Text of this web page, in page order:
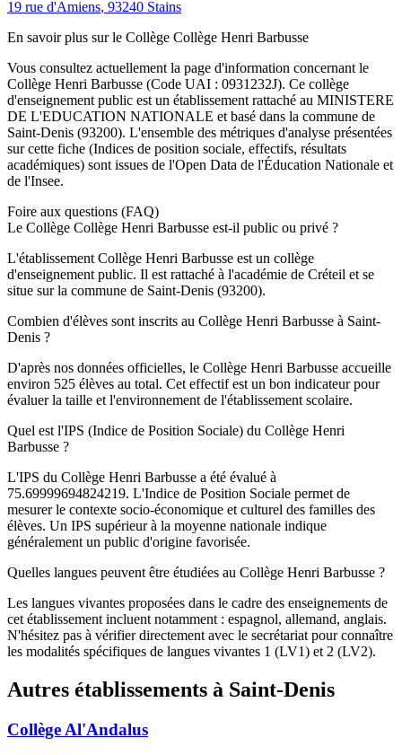
19 rue d'Amiens, 93240 Stains
En savoir plus sur le Collège Collège Henri Barbusse
Vous consultez actuellement la page d'information concernant le
Collège Henri Barbusse (Code UAI : 0931232J). Ce collège
d'enseignement public est un établissement rattaché au MINISTERE
DE L'EDUCATION NATIONALE et basé dans la commune de
Saint-Denis (93200). L'ensemble des métriques d'analyse présentées
sur cette fiche (Indices de position sociale, effectifs, résultats
académiques) sont issues de l'Open Data de l'Éducation Nationale et
de l'Insee.
Foire aux questions (FAQ)
Le Collège Collège Henri Barbusse est-il public ou privé ?
L'établissement Collège Henri Barbusse est un collège
d'enseignement public. Il est rattaché à l'académie de Créteil et se
situe sur la commune de Saint-Denis (93200).
Combien d'élèves sont inscrits au Collège Henri Barbusse à Saint-
Denis ?
D'après nos données officielles, le Collège Henri Barbusse accueille
environ 525 élèves au total. Cet effectif est un bon indicateur pour
évaluer la taille et l'environnement de l'établissement scolaire.
Quel est l'IPS (Indice de Position Sociale) du Collège Henri
Barbusse ?
L'IPS du Collège Henri Barbusse a été évalué à
75.69999694824219. L'Indice de Position Sociale permet de
mesurer le contexte socio-économique et culturel des familles des
élèves. Un IPS supérieur à la moyenne nationale indique
généralement un public d'origine favorisée.
Quelles langues peuvent être étudiées au Collège Henri Barbusse ?
Les langues vivantes proposées dans le cadre des enseignements de
cet établissement incluent notamment : espagnol, allemand, anglais.
N'hésitez pas à vérifier directement avec le secrétariat pour connaître
les modalités spécifiques de langues vivantes 1 (LV1) et 2 (LV2).
Autres établissements à Saint-Denis
Collège Al'Andalus